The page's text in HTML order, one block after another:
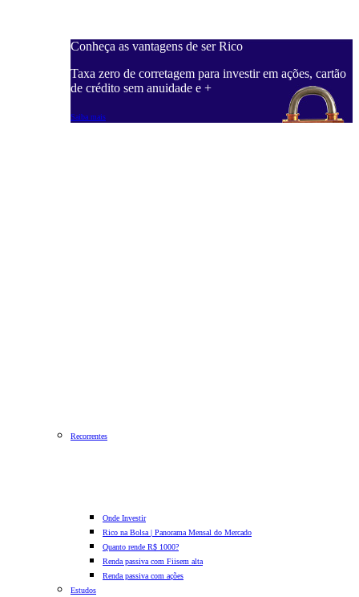
Conheça as vantagens de ser Rico
Taxa zero de corretagem para investir em ações, cartão
de crédito sem anuidade e +
Saiba mais
Recorrentes
Onde Investir
Rico na Bolsa | Panorama Mensal do Mercado
Quanto rende R$ 1000?
Renda passiva com Fiisem alta
Renda passiva com ações
Estudos